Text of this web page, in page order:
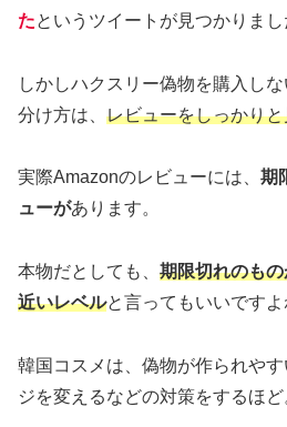
たというツイートが見つかりまし
しかしハクスリー偽物を購入し
分け方は、 レビューをしっかり
実際Amazonのレビューには、 期
ューがあります。
本物だとしても、 期限切れのも
近いレベルと言ってもいいですよ
韓国コスメは、偽物が作られや
ジを変えるなどの対策をするほど